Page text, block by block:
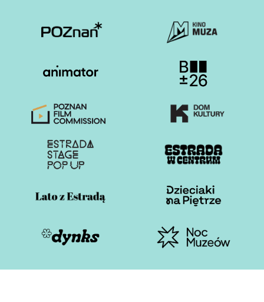
Otwiera stronę w nowej karcie Otwiera stronę w
Otwiera stronę w nowej karcie Otwiera stronę w
Otwiera stronę w nowej karcie Otwiera stronę w
Otwiera stronę w nowej karcie Otwiera stronę w
Otwiera stronę w nowej karcie Otwiera stronę w
Otwiera stronę w nowej karcie Otwiera stronę w